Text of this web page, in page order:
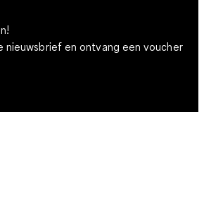
nieuwsbrief en ontvang een voucher